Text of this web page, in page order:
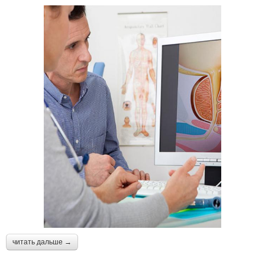
читать дальше →